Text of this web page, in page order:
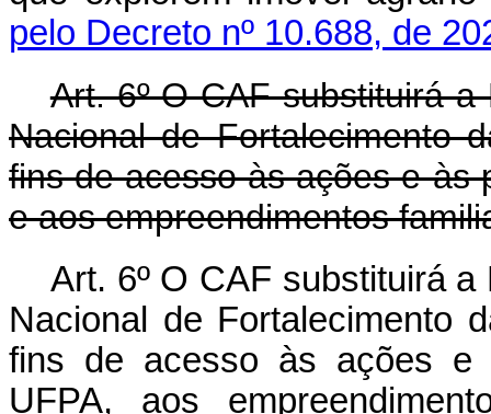
pelo Decreto nº 10.688, de
Art. 6º O CAF substituirá
Nacional de Fortalecimento
fins de acesso às ações e às
e aos empreendimentos
Art. 6º O CAF substituirá
Nacional de Fortalecimento
fins de acesso às ações e
UFPA, aos